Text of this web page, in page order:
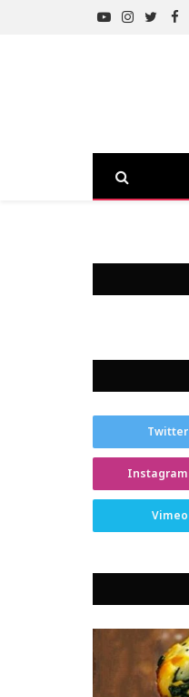
Facebook
Twitter
Instagram
YouTube
Twitter
Instagram
Vimeo